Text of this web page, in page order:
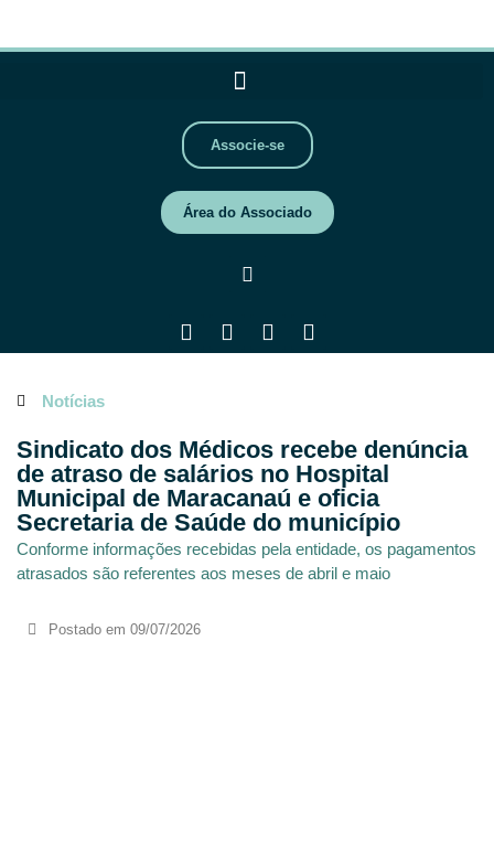
Associe-se
Área do Associado
Notícias
Sindicato dos Médicos recebe denúncia
de atraso de salários no Hospital
Municipal de Maracanaú e oficia
Secretaria de Saúde do município
Conforme informações recebidas pela entidade, os pagamentos
atrasados são referentes aos meses de abril e maio
Postado em 09/07/2026